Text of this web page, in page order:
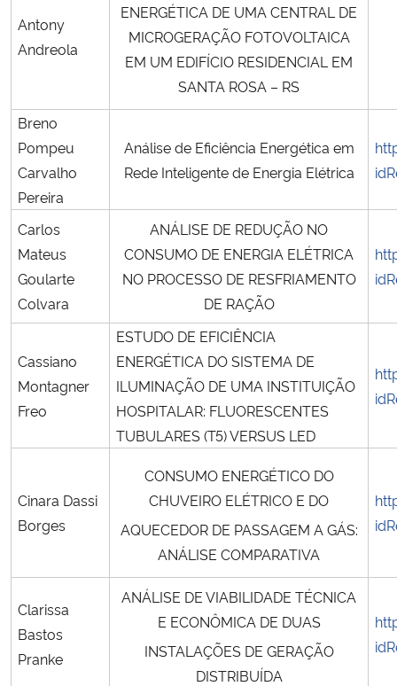
Antony
Andreola
ENERGÉTICA DE UMA CENTRAL DE
MICROGERAÇÃO FOTOVOLTAICA
EM UM EDIFÍCIO RESIDENCIAL EM
SANTA ROSA – RS
Breno
Pompeu
Carvalho
Pereira
Análise de Eficiência Energética em
Rede Inteligente de Energia Elétrica
Carlos
Mateus
Goularte
Colvara
ANÁLISE DE REDUÇÃO NO
CONSUMO DE ENERGIA ELÉTRICA
NO PROCESSO DE RESFRIAMENTO
DE RAÇÃO
Cassiano
Montagner
Freo
ESTUDO DE EFICIÊNCIA
ENERGÉTICA DO SISTEMA DE
ILUMINAÇÃO DE UMA INSTITUIÇÃO
HOSPITALAR: FLUORESCENTES
TUBULARES (T5) VERSUS LED
Cinara Dassi
Borges
CONSUMO ENERGÉTICO DO
CHUVEIRO ELÉTRICO E DO
AQUECEDOR DE PASSAGEM A GÁS:
ANÁLISE COMPARATIVA
Clarissa
Bastos
Pranke
ANÁLISE DE VIABILIDADE TÉCNICA
E ECONÔMICA DE DUAS
INSTALAÇÕES DE GERAÇÃO
DISTRIBUÍDA